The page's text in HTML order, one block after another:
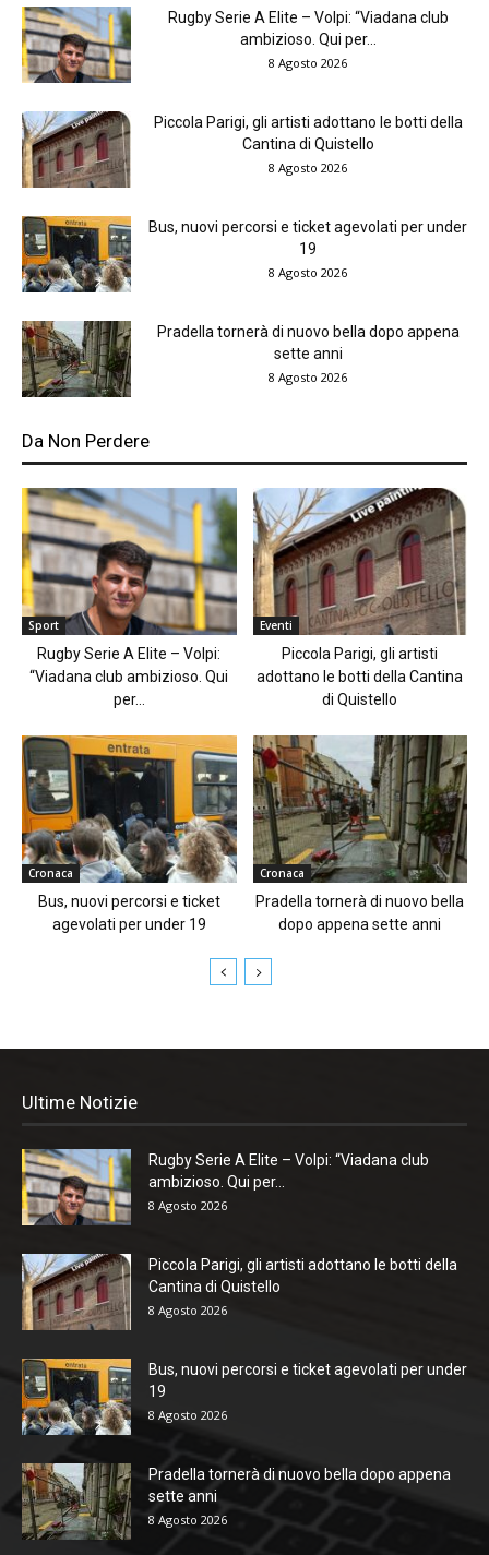
Rugby Serie A Elite – Volpi: “Viadana club
ambizioso. Qui per...
8 Agosto 2026
Piccola Parigi, gli artisti adottano le botti della
Cantina di Quistello
8 Agosto 2026
Bus, nuovi percorsi e ticket agevolati per under
19
8 Agosto 2026
Pradella tornerà di nuovo bella dopo appena
sette anni
8 Agosto 2026
Da Non Perdere
Sport
Rugby Serie A Elite – Volpi:
“Viadana club ambizioso. Qui
per...
Eventi
Piccola Parigi, gli artisti
adottano le botti della Cantina
di Quistello
Cronaca
Bus, nuovi percorsi e ticket
agevolati per under 19
Cronaca
Pradella tornerà di nuovo bella
dopo appena sette anni
Ultime Notizie
Rugby Serie A Elite – Volpi: “Viadana club
ambizioso. Qui per...
8 Agosto 2026
Piccola Parigi, gli artisti adottano le botti della
Cantina di Quistello
8 Agosto 2026
Bus, nuovi percorsi e ticket agevolati per under
19
8 Agosto 2026
Pradella tornerà di nuovo bella dopo appena
sette anni
8 Agosto 2026